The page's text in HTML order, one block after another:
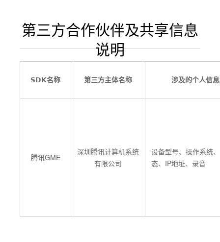
第三方合作伙伴及共享信息
说明
SDK名称 第三方主体名称 涉及的个人信
腾讯GME
深圳腾讯计算机系统
有限公司
设备型号、操作系统
态、IP地址、录音